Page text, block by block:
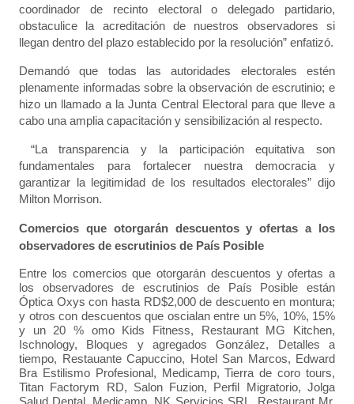
coordinador de recinto electoral o delegado partidario,
obstaculice la acreditación de nuestros observadores si
llegan dentro del plazo establecido por la resolución” enfatizó.
Demandó que todas las autoridades electorales estén
plenamente informadas sobre la observación de escrutinio; e
hizo un llamado a la Junta Central Electoral para que lleve a
cabo una amplia capacitación y sensibilización al respecto.
“La transparencia y la participación equitativa son
fundamentales para fortalecer nuestra democracia y
garantizar la legitimidad de los resultados electorales” dijo
Milton Morrison.
Comercios que otorgarán descuentos y ofertas a los
observadores de escrutinios de País Posible
Entre los comercios que otorgarán descuentos y ofertas a
los observadores de escrutinios de País Posible están
Óptica Oxys con hasta RD$2,000 de descuento en montura;
y otros con descuentos que oscialan entre un 5%, 10%, 15%
y un 20 % omo Kids Fitness, Restaurant MG Kitchen,
Ischnology, Bloques y agregados González, Detalles a
tiempo, Restauante Capuccino, Hotel San Marcos, Edward
Bra Estilismo Profesional, Medicamp, Tierra de coro tours,
Titan Factorym RD, Salon Fuzion, Perfil Migratorio, Jolga
Salud Dental, Medicamp, NK Servicios SRL, Restaurant Mr.